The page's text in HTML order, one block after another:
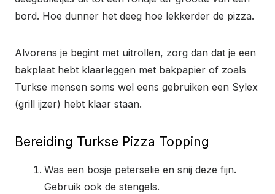
bord. Hoe dunner het deeg hoe lekkerder de pizza.
Alvorens je begint met uitrollen, zorg dan dat je een
bakplaat hebt klaarleggen met bakpapier of zoals
Turkse mensen soms wel eens gebruiken een Sylex
(grill ijzer) hebt klaar staan.
Bereiding Turkse Pizza Topping
Was een bosje peterselie en snij deze fijn.
Gebruik ook de stengels.